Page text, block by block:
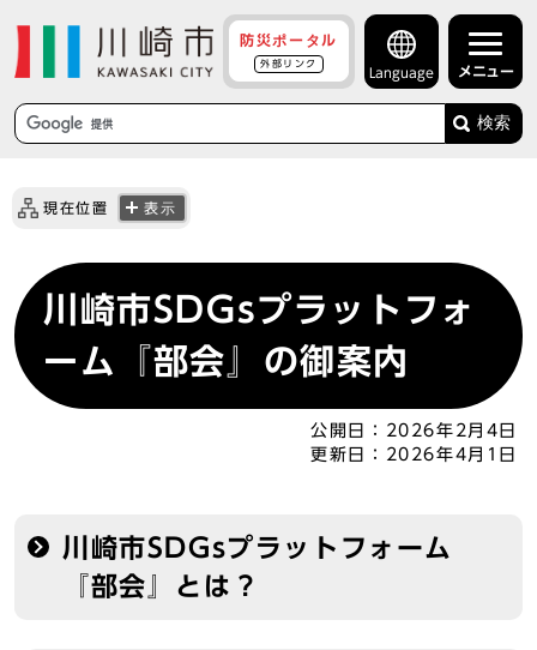
防災ポータル
外部リンク
Language メニュー
検索
現在位置 表示
川崎市SDGsプラットフォ
ーム『部会』の御案内
公開日：
2026年2月4日
更新日：
2026年4月1日
川崎市SDGsプラットフォーム
『部会』とは？